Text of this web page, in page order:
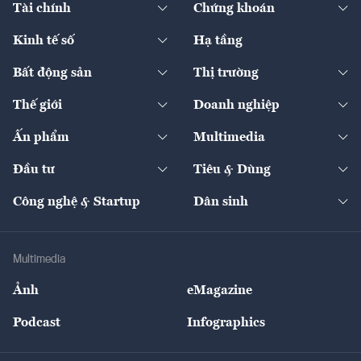
Diễn đàn
Tài chính
Ngân hàng
Bảo hiểm
Chứng khoán
Doanh nghiệp niêm yết
Khung pháp lý
Kinh tế số
Sản phẩm - Thị trường
Start-up
Quản trị số
Hạ tầng
Bất động sản
Chính sách
Tư vấn
Thị trường
Thị trường
Nông sản
Thế giới
Kinh tế
Doanh nghiệp
Ấn phẩm
The Guide
Multimedia
Đầu tư Tiêu & Dùng
Giải trí
Công nghệ & Startup Dân sinh
Multimedia
Ảnh eMagazine
Podcast Infographics